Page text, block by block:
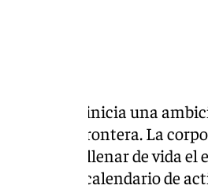
Marta inicia una
de la Frontera. La
prioritario llenar de vida el
completo calendario de